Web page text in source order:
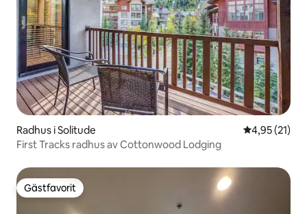
Radhus i Solitude 4,95 av 5 i
4,95 (21)
First Tracks radhus av Cottonwood Lodging
Gästfavorit
Gästfavorit